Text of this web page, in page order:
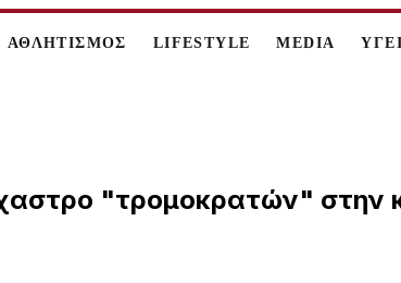
ΑΘΛΗΤΙΣΜΟΣ LIFESTYLE MEDIA
"τρομοκρατών" στην